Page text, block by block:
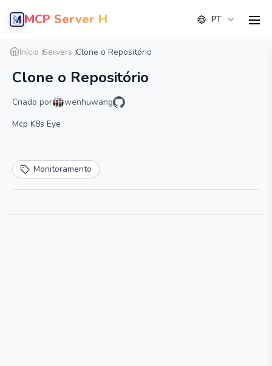
MCP Server Hub PT
Início Servers Clone o Repositório
Clone o Repositório
Criado por
wenhuwang
Mcp K8s Eye
Monitoramento
Visão geral Detalhe